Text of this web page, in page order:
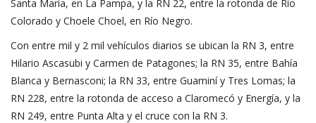
Santa María, en La Pampa, y la RN 22, entre la rotonda de Río
Colorado y Choele Choel, en Río Negro.
Con entre mil y 2 mil vehículos diarios se ubican la RN 3, entre
Hilario Ascasubi y Carmen de Patagones; la RN 35, entre Bahía
Blanca y Bernasconi; la RN 33, entre Guaminí y Tres Lomas; la
RN 228, entre la rotonda de acceso a Claromecó y Energía, y la
RN 249, entre Punta Alta y el cruce con la RN 3.